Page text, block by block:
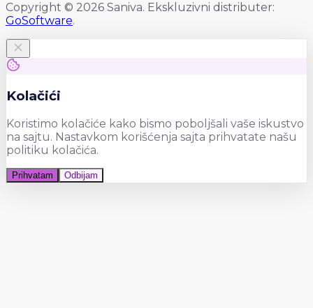
Copyright © 2026 Saniva. Ekskluzivni distributer:
GoSoftware.
Kolačići
Koristimo kolačiće kako bismo poboljšali vaše iskustvo
na sajtu. Nastavkom korišćenja sajta prihvatate našu
politiku kolačića.
Prihvatam Odbijam